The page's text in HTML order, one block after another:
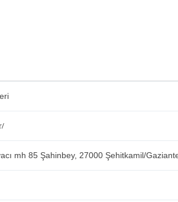
mh 85 Şahinbey, 27000 Şehitkamil/